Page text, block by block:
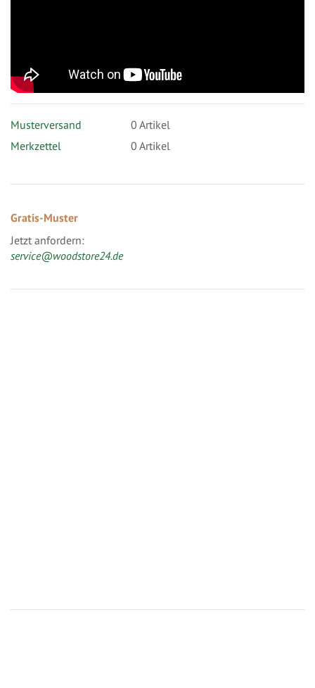
Musterversand 0 Artikel
Merkzettel
0 Artikel
Gratis-Muster
Jetzt anfordern:
service@woodstore24.de